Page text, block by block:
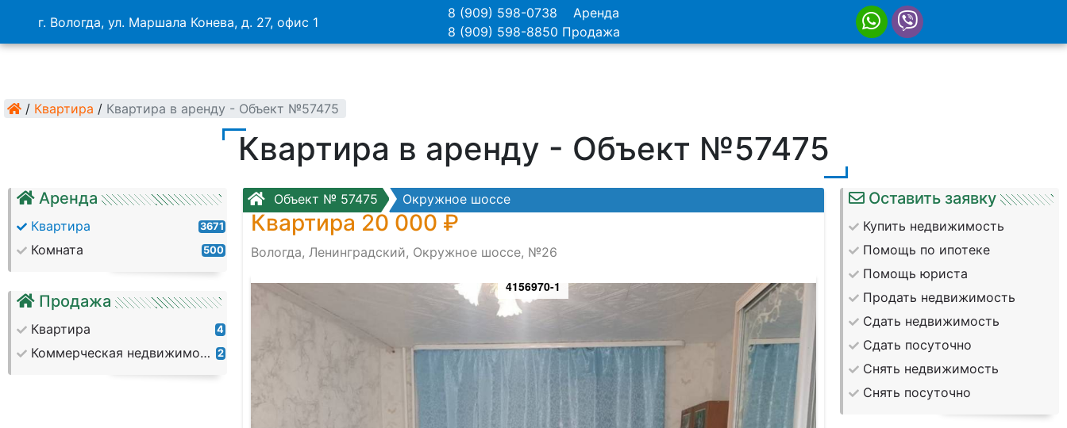
г. Вологда, ул. Маршала Конева, д. 27, офис 1
8 (909) 598-0738 Аренда
8 (909) 598-8850 Продажа
/ Квартира / Квартира в аренду - Объект №57475
Квартира в аренду - Объект №57475
Аренда
Квартира 3671
Комната 500
Продажа
Квартира 4
Коммерческая недвижимость 2
Объект № 57475 Окружное шоссе
Квартира 20 000 ₽
Вологда, Ленинградский, Окружное шоссе, №26
4156970-1
Оставить заявку
Купить недвижимость
Помощь по ипотеке
Помощь юриста
Продать недвижимость
Сдать недвижимость
Сдать посуточно
Снять недвижимость
Снять посуточно